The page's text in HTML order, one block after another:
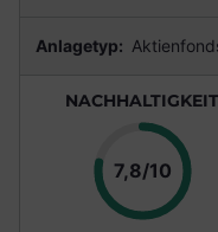
Anlagetyp:
NACHHALTIGKEIT
7,8/10